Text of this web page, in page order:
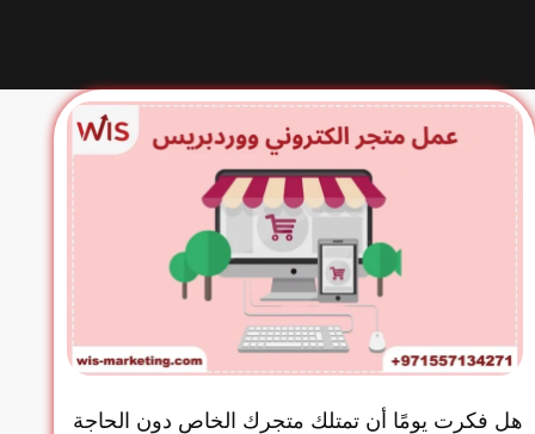
هل فكرت يومًا أن تمتلك متجرك الخاص دون الحاجة